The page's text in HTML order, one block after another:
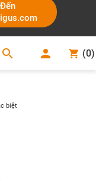
Đến
search (0)
biệt